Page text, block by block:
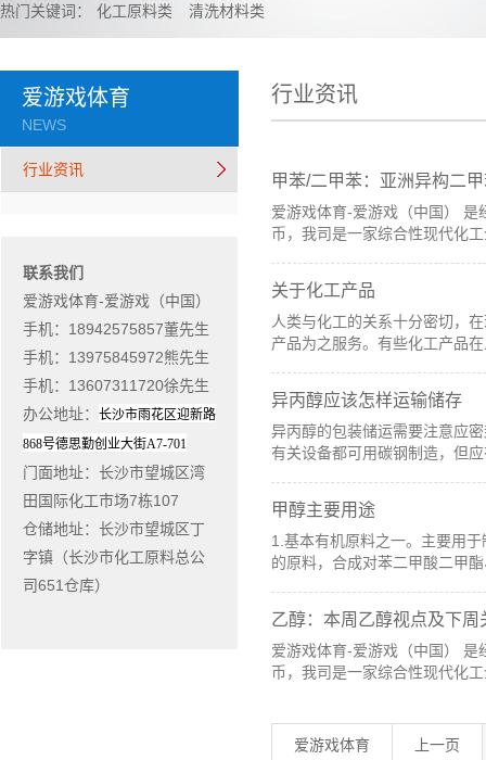
热门关键词： 化工原料类 清洗材料类
爱游戏体育
NEWS
行业资讯
联系我们
爱游戏体育-爱游戏（中国）
手机：18942575857董先生
手机：13975845972熊先生
手机：13607311720徐先生
办公地址： 长沙市雨花区迎新路
868号德思勤创业大街A7-701
门面地址：长沙市望城区湾
田国际化工市场7栋107
仓储地址：长沙市望城区丁
字镇（长沙市化工原料总公
司651仓库）
行业资讯
甲苯/二甲苯：亚洲异构二
爱游戏体育-爱游戏（中国）
币，我司是一家综合性现代化
关于化工产品
人类与化工的关系十分密切，
产品为之服务。有些化工产品
异丙醇应该怎样运输储存
异丙醇的包装储运需要注意应
有关设备都可用碳钢制造，但
甲醇主要用途
1.基本有机原料之一。主要用
的原料，合成对苯二甲酸二甲
乙醇：本周乙醇视点及下周
爱游戏体育-爱游戏（中国）
币，我司是一家综合性现代化
爱游戏体育 上一页